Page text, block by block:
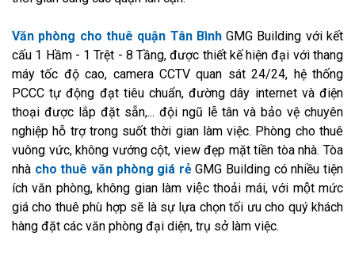
Văn phòng cho thuê quận Tân BìnhGMG Building với kết
cấu 1 Hầm - 1 Trệt - 8 Tầng, được thiết kế hiện đại với thang
máy tốc độ cao, camera CCTV quan sát 24/24, hệ thống
PCCC tự động đạt tiêu chuẩn, đường dây internet và điện
thoại được lắp đặt sẵn,... đội ngũ lễ tân và bảo vệ chuyên
nghiệp hỗ trợ trong suốt thời gian làm việc. Phòng cho thuê
vuông vức, không vướng cột, view đẹp mặt tiền tòa nhà. Tòa
nhà cho thuê văn phòng giá rẻGMG Building có nhiều tiện
ích văn phòng, không gian làm việc thoải mái, với một mức
giá cho thuê phù hợp sẽ là sự lựa chọn tối ưu cho quý khách
hàng đặt các văn phòng đại diện, trụ sở làm việc.